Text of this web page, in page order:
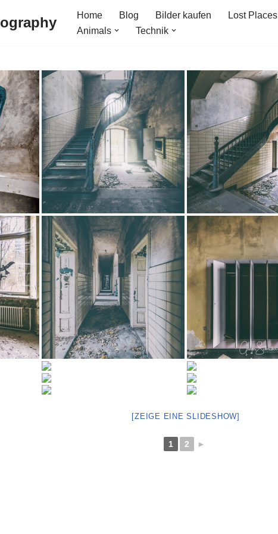
Home Blog Bilder kaufen Lost Places
Animals
Technik
[ZEIGE EINE SLIDESHOW]
1 2 ►